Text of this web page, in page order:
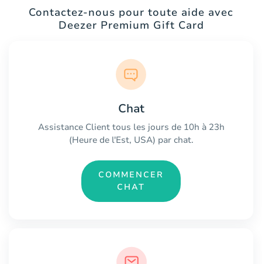
Contactez-nous pour toute aide avec
Deezer Premium Gift Card
Chat
Assistance Client tous les jours de 10h à 23h
(Heure de l'Est, USA) par chat.
COMMENCER
CHAT